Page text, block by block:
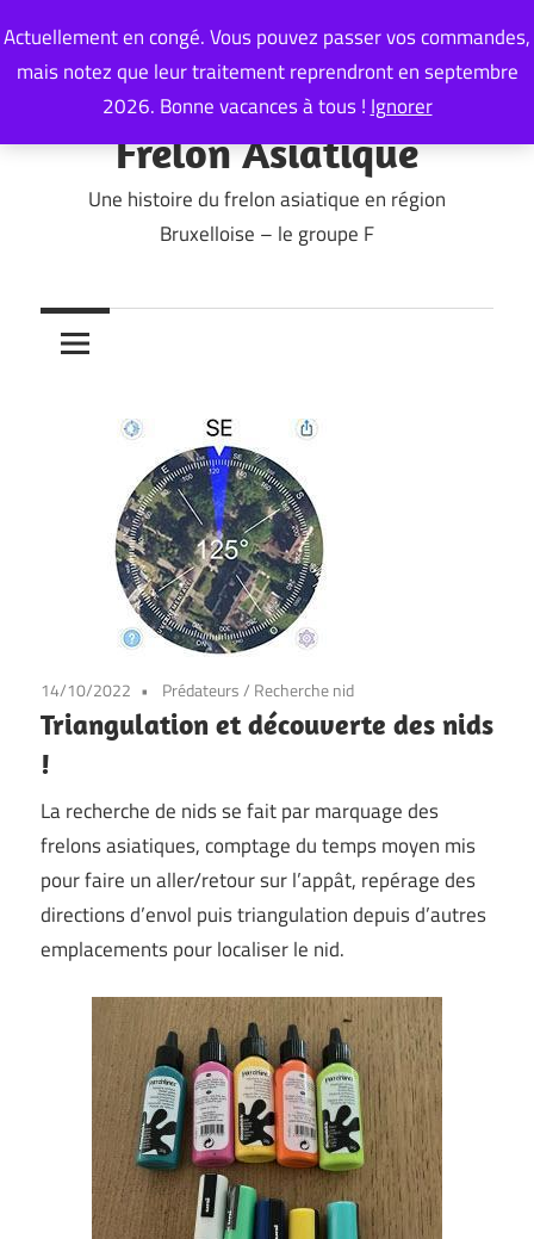
Actuellement en congé. Vous pouvez passer vos commandes,
mais notez que leur traitement reprendront en septembre
2026. Bonne vacances à tous ! Ignorer
to
content
Frelon Asiatique
Une histoire du frelon asiatique en région
Bruxelloise – le groupe F
14/10/2022 Prédateurs/ Recherche nid
Triangulation et découverte des nids
!
La recherche de nids se fait par marquage des
frelons asiatiques, comptage du temps moyen mis
pour faire un aller/retour sur l’appât, repérage des
directions d’envol puis triangulation depuis d’autres
emplacements pour localiser le nid.